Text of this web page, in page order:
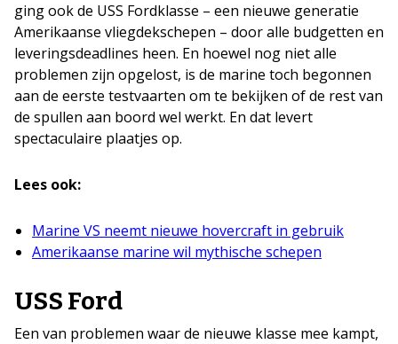
ging ook de USS Fordklasse – een nieuwe generatie
Amerikaanse vliegdekschepen – door alle budgetten en
leveringsdeadlines heen. En hoewel nog niet alle
problemen zijn opgelost, is de marine toch begonnen
aan de eerste testvaarten om te bekijken of de rest van
de spullen aan boord wel werkt. En dat levert
spectaculaire plaatjes op.
Lees ook:
Marine VS neemt nieuwe hovercraft in gebruik
Amerikaanse marine wil mythische schepen
USS Ford
Een van problemen waar de nieuwe klasse mee kampt,